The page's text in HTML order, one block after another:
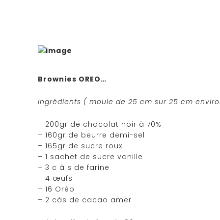
Brownies OREO…
Ingrédients ( moule de 25 cm sur 25 cm
– 200gr de chocolat noir à 70%
– 160gr de beurre demi-sel
– 165gr de sucre roux
– 1 sachet de sucre vanille
– 3 c à s de farine
– 4 œufs
– 16 Oréo
– 2 càs de cacao amer